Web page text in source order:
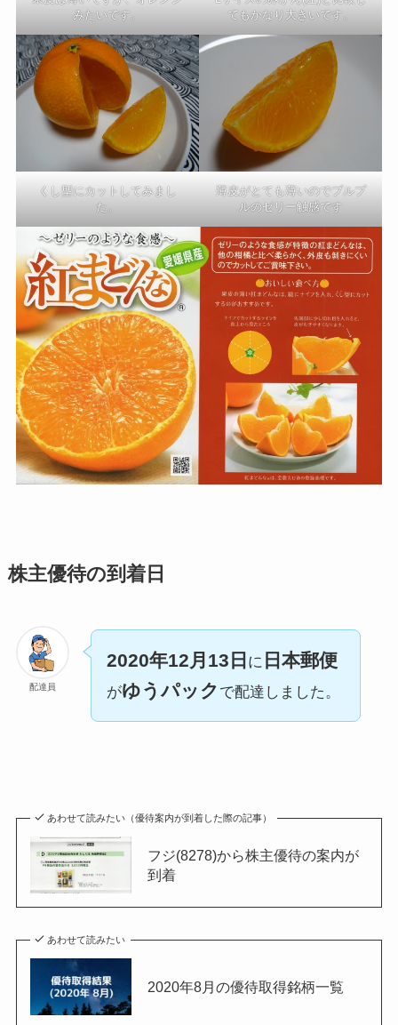
みたいです。
てもかなり大きいです。
くし型にカットしてみまし
た。
薄皮がとても薄いのでプルプ
ルのゼリー触感です
株主優待の到着日
配達員
2020年12月13日 に 日本郵便
がゆうパック で配達しました。
あわせて読みたい（優待案内が到着した際の記事）
フジ(8278)から株主優待の案内が
到着
あわせて読みたい
2020年8月の優待取得銘柄一覧